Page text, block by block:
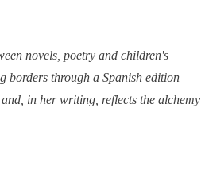
novels, poetry and children's
borders through a Spanish edition
in her writing, reflects the alchemy